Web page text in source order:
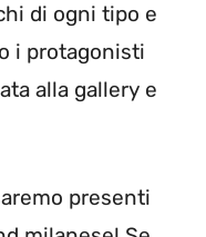
di ogni tipo e
i protagonisti
alla gallery e
presenti